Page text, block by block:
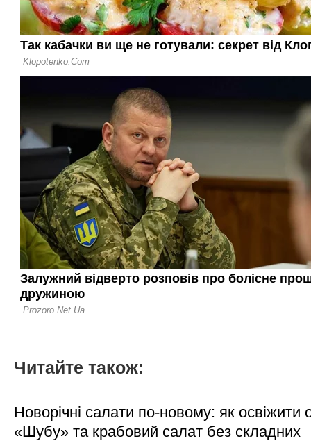
Читайте також:
Новорічні салати по-новому: як освіжити
«Шубу» та крабовий салат без складних